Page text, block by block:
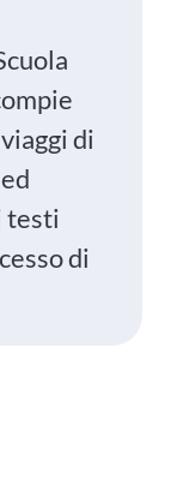
di
testi
di